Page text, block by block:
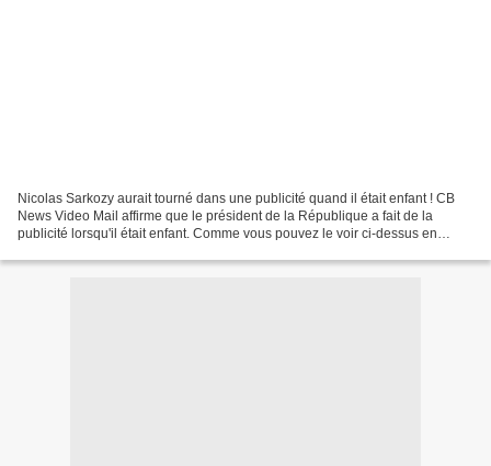
Nicolas Sarkozy aurait tourné dans une publicité quand il était enfant ! CB
News Video Mail affirme que le président de la République a fait de la
publicité lorsqu'il était enfant. Comme vous pouvez le voir ci-dessus en